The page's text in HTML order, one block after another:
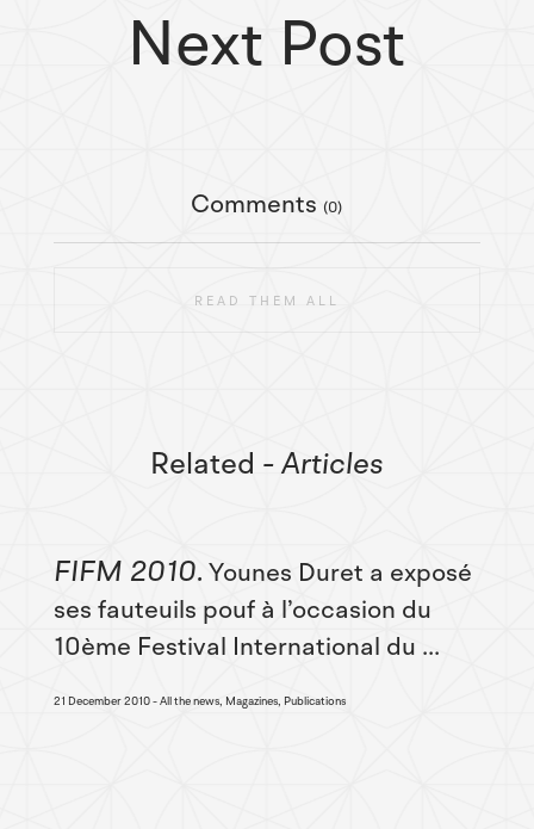
Next Post
Comments (0)
READ THEM ALL
Related - Articles
FIFM 2010 Younes Duret a exposé
ses fauteuils pouf à l’occasion du
10ème Festival International du ...
21 December 2010 All the news, Magazines, Publications